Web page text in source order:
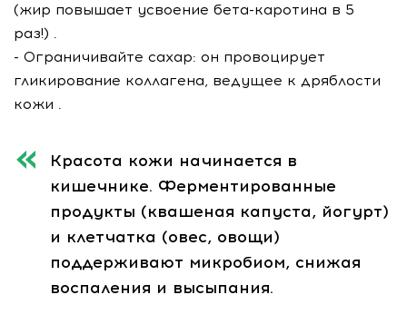
(жир повышает усвоение бета-каротина в 5
раз!) .
- Ограничивайте сахар: он провоцирует
гликирование коллагена, ведущее к дряблости
кожи .
Красота кожи начинается в
кишечнике. Ферментированные
продукты (квашеная капуста, йогурт)
и клетчатка (овес, овощи)
поддерживают микробиом, снижая
воспаления и высыпания.